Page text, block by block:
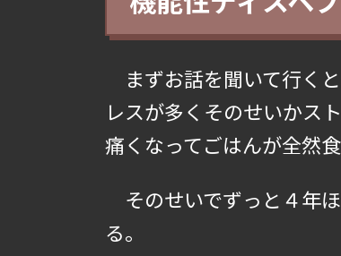
まずお話を聞いて行く
レスが多くそのせいかス
痛くなってごはんが全然
そのせいでずっと４年
る。